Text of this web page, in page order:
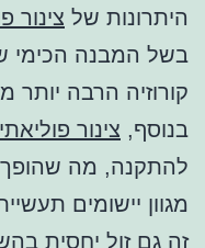
היתרונות של צינור
בשל המבנה הכימי
קורוזיה הרבה יותר
בנוסף, צינור
להתקנה, מה שהופך
מגוון יישומים
זה גם זול יחסית